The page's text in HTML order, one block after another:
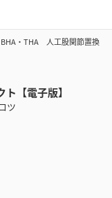
BHA・THA 人工股関節置換
【電子版】
ツ